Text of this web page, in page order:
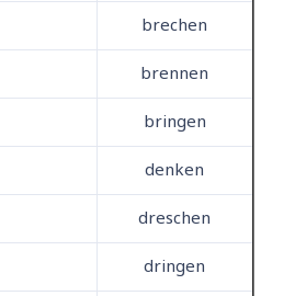
brechen
brennen
bringen
denken
dreschen
dringen